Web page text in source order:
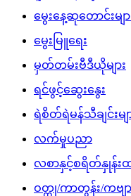
မွေးနေ့ဆုတောင်းမျာ
မွေးမြူရေး
မှတ်တမ်းဗီဒီယိုများ
ရင်ဖွင့်ဆွေးနွေး
ရဲစိတ်ရဲမန်သီချင်းမျ
လက်မှုပညာ
လစာနှင့်စရိတ်နှုန်းထ
ဝတ္ထု/ကာတွန်း/ကဗျာ